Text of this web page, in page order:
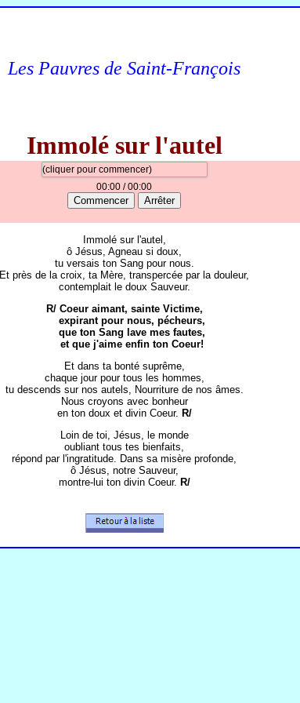
Les Pauvres de Saint-François
Immolé sur l'autel
(cliquer pour commencer)
00:00 / 00:00
Commencer Arrêter
Immolé sur l'autel,
ô Jésus, Agneau si doux,
tu versais ton Sang pour nous.
Et près de la croix, ta Mère, transpercée par la douleur,
contemplait le doux Sauveur.
R/ Coeur aimant, sainte Victime,
expirant pour nous, pécheurs,
que ton Sang lave mes fautes,
et que j'aime enfin ton Coeur!
Et dans ta bonté suprême,
chaque jour pour tous les hommes,
tu descends sur nos autels, Nourriture de nos âmes.
Nous croyons avec bonheur
en ton doux et divin Coeur. R/
Loin de toi, Jésus, le monde
oubliant tous tes bienfaits,
répond par l'ingratitude. Dans sa misère profonde,
ô Jésus, notre Sauveur,
montre-lui ton divin Coeur. R/